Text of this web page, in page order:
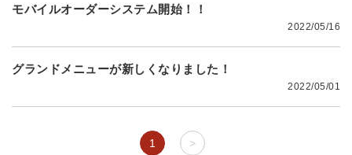
モバイルオーダーシステム開始！！
2022/05/16
グランドメニューが新しくなりました！
2022/05/01
1 >